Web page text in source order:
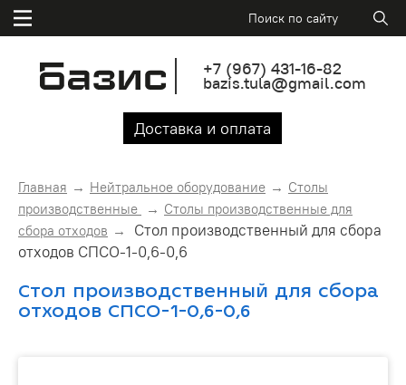
+7 (967) 431-16-82
bazis.tula@gmail.com
Доставка и оплата
Главная Нейтральное оборудование
Столы
производственные
Столы производственные для
сбора отходов
Стол производственный для сбора
отходов СПСО-1-0,6-0,6
Стол производственный для сбора
отходов СПСО-1-0,6-0,6